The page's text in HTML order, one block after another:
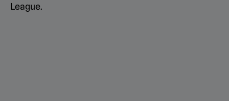
League.